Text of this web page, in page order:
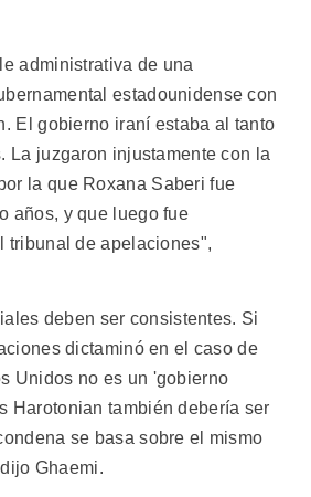
administrativa de una
estadounidense con
El gobierno iraní estaba al tanto
La juzgaron injustamente con la
la que Roxana Saberi fue
años, y que luego fue
tribunal de apelaciones",
deben ser consistentes. Si
dictaminó en el caso de
Unidos no es un 'gobierno
Harotonian también debería ser
se basa sobre el mismo
Ghaemi.